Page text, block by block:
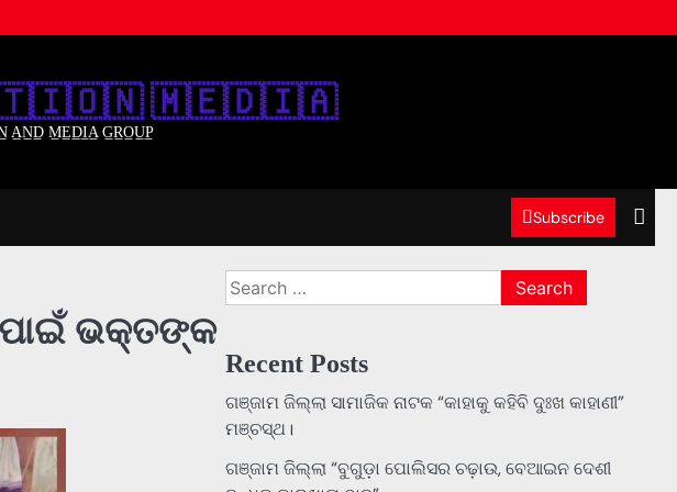
🇲‌🇪‌🇩‌🇮‌🇦‌
A̲N̲D̲ M̲E̲D̲I̲A̲ G̲R̲O̲U̲P̲
Subscribe
ପାଇଁ ଭକ୍ତଙ୍କ
Search
for:
Recent Posts
ଗଞ୍ଜାମ ଜିଲ୍ଲା ସାମାଜିକ ନାଟକ “କାହାକୁ କହିବି ଦୁଃଖ କାହାଣୀ”
ମଞ୍ଚସ୍ଥ।
ଗଞ୍ଜାମ ଜିଲ୍ଲା “ବୁଗୁଡ଼ା ପୋଲିସର ଚଢ଼ାଉ, ବେଆଇନ ଦେଶୀ